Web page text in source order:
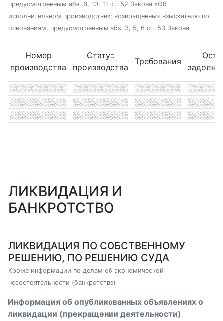
предусмотренным абз. 6, 10, 11 ст. 52 Закона «Об
исполнительном производстве»; возвращенных взыскателю по
основаниям, предусмотренным абз. 3, 5, 6 ст. 53 Закона
Номер
производства
Статус
производства
Требования
ЛИКВИДАЦИЯ И
БАНКРОТСТВО
ЛИКВИДАЦИЯ ПО СОБСТВЕННОМУ
РЕШЕНИЮ, ПО РЕШЕНИЮ СУДА
Кроме информации по делам об экономической
несостоятельности (банкротстве)
Информация об опубликованных объявлениях о
ликвидации (прекращении деятельности)